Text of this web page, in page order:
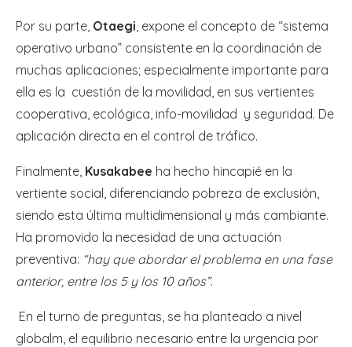
Por su parte, Otaegi , expone el concepto de “sistema
operativo urbano” consistente en la coordinación de
muchas aplicaciones; especialmente importante para
ella es la cuestión de la movilidad, en sus vertientes
cooperativa, ecológica, info-movilidad y seguridad. De
aplicación directa en el control de tráfico.
Finalmente, Kusakabee ha hecho hincapié en la
vertiente social, diferenciando pobreza de exclusión,
siendo esta última multidimensional y más cambiante.
Ha promovido la necesidad de una actuación
preventiva: “hay que abordar el problema en una fase
anterior, entre los 5 y los 10 años”.
En el turno de preguntas, se ha planteado a nivel
globalm, el equilibrio necesario entre la urgencia por